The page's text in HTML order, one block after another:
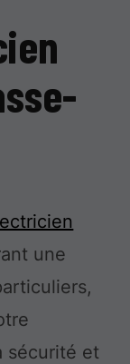
une
sécurité et